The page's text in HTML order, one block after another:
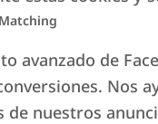
avanzado de
Nos
de nuestros